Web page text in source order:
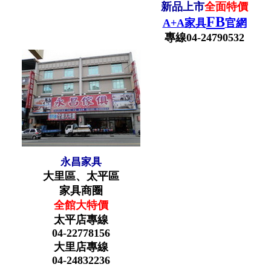
新品上市全面特價
A+A家具FB官網
專線04-24790532
永昌家具
大里區、太平區
家具商圈
全館大特價
太平店專線
04-22778156
大里店專線
04-24832236